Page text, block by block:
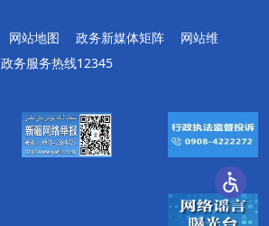
网站地图 政务新媒体矩阵
网站维
政务服务热线12345